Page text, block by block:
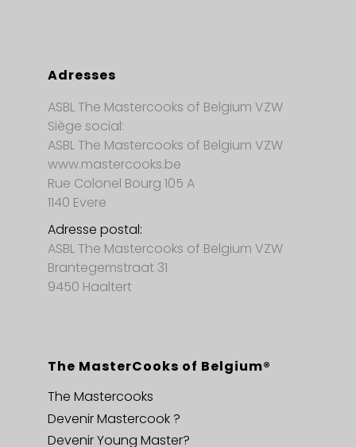
Adresses
ASBL The Mastercooks of Belgium VZW
Siège social:
ASBL The Mastercooks of Belgium VZW
www.mastercooks.be
Rue Colonel Bourg 105 A
1140 Evere
Adresse postal:
ASBL The Mastercooks of Belgium VZW
Brantegemstraat 31
9450 Haaltert
The MasterCooks of Belgium®
The Mastercooks
Devenir Mastercook ?
Devenir Young Master?